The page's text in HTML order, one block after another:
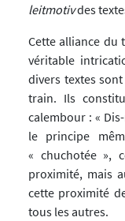
leitmotivdes
Cette alliance du
véritable
divers textes
train. Ils
calembour : «
le principe
« chuchotée »,
proximité, mais
cette proximité
tous les autres.